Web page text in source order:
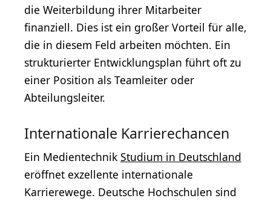
die Weiterbildung ihrer Mitarbeiter
finanziell. Dies ist ein großer Vorteil für alle,
die in diesem Feld arbeiten möchten. Ein
strukturierter Entwicklungsplan führt oft zu
einer Position als Teamleiter oder
Abteilungsleiter.
Internationale Karrierechancen
Ein Medientechnik Studium in Deutschland
eröffnet exzellente internationale
Karrierewege. Deutsche Hochschulen sind